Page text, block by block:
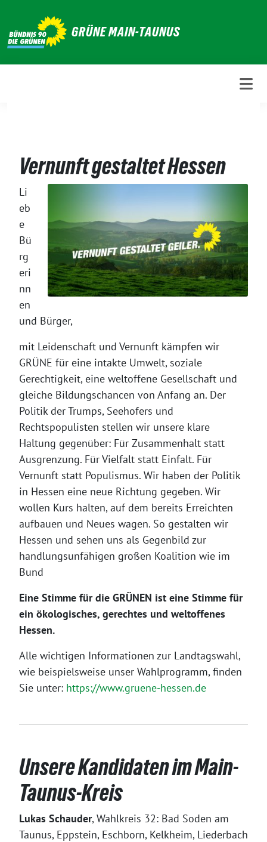
Inhalt
GRÜNE MAIN-TAUNUS
Vernunft gestaltet Hessen
Li
eb
e
Bü
rg
eri
nn
en
und Bürger,
mit Leidenschaft und Vernunft kämpfen wir
GRÜNE für eine intakte Umwelt, soziale
Gerechtigkeit, eine weltoffene Gesellschaft und
gleiche Bildungschancen von Anfang an. Der
Politik der Trumps, Seehofers und
Rechtspopulisten stellen wir unsere klare
Haltung gegenüber: Für Zusammenhalt statt
Ausgrenzung. Für Vielfalt statt Einfalt. Für
Vernunft statt Populismus. Wir haben der Politik
in Hessen eine neue Richtung gegeben. Wir
wollen Kurs halten, auf dem bereits Erreichten
aufbauen und Neues wagen. So gestalten wir
Hessen und sehen uns als Gegenbild zur
handlungsunfähigen großen Koalition wie im
Bund
Eine Stimme für die GRÜNEN ist eine Stimme für
ein ökologisches, gerechtes und weltoffenes
Hessen.
Alle wichtigen Informationen zur Landtagswahl,
wie beispielsweise unser Wahlprogramm, finden
Sie unter: https://www.gruene-hessen.de
Unsere Kandidaten im Main-
Taunus-Kreis
Lukas Schauder, Wahlkreis 32: Bad Soden am
Taunus, Eppstein, Eschborn, Kelkheim, Liederbach